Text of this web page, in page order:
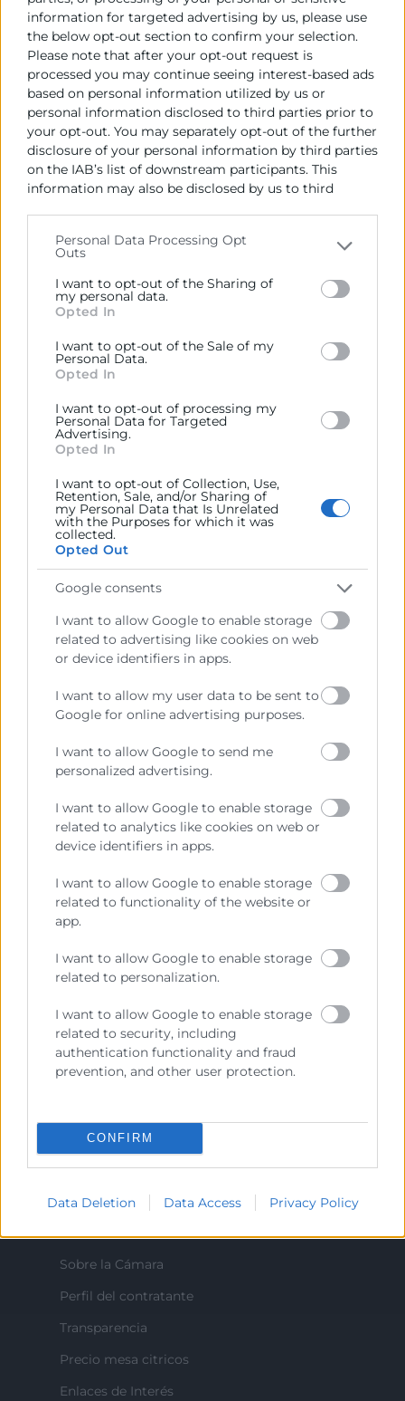
information for targeted advertising by us, please use
the below opt-out section to confirm your selection.
Please note that after your opt-out request is
processed you may continue seeing interest-based ads
based on personal information utilized by us or
personal information disclosed to third parties prior to
your opt-out. You may separately opt-out of the further
disclosure of your personal information by third parties
on the IAB’s list of downstream participants. This
information may also be disclosed by us to third
Please note that this website/app uses one or more
Google services and may gather and store information
including but not limited to your visit or usage
behaviour. You may click to grant or deny consent to
below specified purposes in below Google consent
section.
Personal Data Processing Opt
Outs
I want to opt-out of the Sharing of
my personal data.
Opted In
I want to opt-out of the Sale of my
Personal Data.
Opted In
I want to opt-out of processing my
Personal Data for Targeted
Advertising.
Opted In
I want to opt-out of Collection, Use,
Retention, Sale, and/or Sharing of
my Personal Data that Is Unrelated
with the Purposes for which it was
collected.
Opted Out
Google consents
I want to allow Google to enable storage
related to advertising like cookies on web
or device identifiers in apps.
I want to allow my user data to be sent to
Google for online advertising purposes.
I want to allow Google to send me
personalized advertising.
I want to allow Google to enable storage
related to analytics like cookies on web or
device identifiers in apps.
I want to allow Google to enable storage
related to functionality of the website or
app.
I want to allow Google to enable storage
related to personalization.
I want to allow Google to enable storage
related to security, including
authentication functionality and fraud
prevention, and other user protection.
CONFIRM
Data Deletion Data Access Privacy Policy
necesidad técnica) con el fin de dar solución a
éstas.
ElServicio de energía de Cámaras está
financiado por el Instituto Valenciano de
Competitividad Empresarial IVACE.
ACTIVIDADES
Contacto
Rodrigo Simón
963103957
energia@camaravalencia.com
Política de Privacidad
Cámara València es una corporación de derecho público,
colaboradora de las Administraciones Públicas, dedicada a:
Representar, promocionar y defender los intereses
Ejercitar las competencias de carácter público
previstas en la Ley, o que puedan encomendar y
delegar las Administraciones Públicas.
Contacto
Sobre la Cámara
Perfil del contratante
Transparencia
Precio mesa citricos
Enlaces de Interés